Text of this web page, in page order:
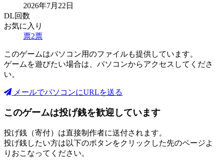
2026年7月22日
DL回数
お気に入り
票2票
このゲームはパソコン用のファイルも提供しています。
ゲームを遊びたい場合は、パソコンからアクセスしてくださ
い。
メールでパソコンにURLを送る
このゲームは投げ銭を歓迎しています
投げ銭（寄付）は直接制作者に送付されます。
投げ銭したい方は以下のボタンをクリックした先のページよ
りおこなってください。